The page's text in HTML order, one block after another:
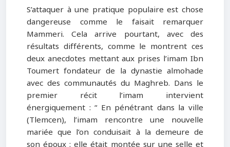
S’attaquer à une pratique populaire est chose
dangereuse comme le faisait remarquer
Mammeri. Cela arrive pourtant, avec des
résultats différents, comme le montrent ces
deux anecdotes mettant aux prises l’imam Ibn
Toumert fondateur de la dynastie almohade
avec des communautés du Maghreb. Dans le
premier récit l’imam intervient
énergiquement : “ En pénétrant dans la ville
(Tlemcen), l’imam rencontre une nouvelle
mariée que l’on conduisait à la demeure de